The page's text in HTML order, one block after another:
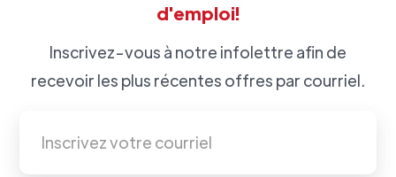
d'emploi!
Inscrivez-vous à notre infolettre afin de
recevoir les plus récentes offres par courriel.